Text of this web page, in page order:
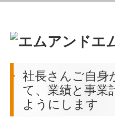
TOP
業務案内
お問い合わせ
社長さんご自身
て、業績と事業
ようにします